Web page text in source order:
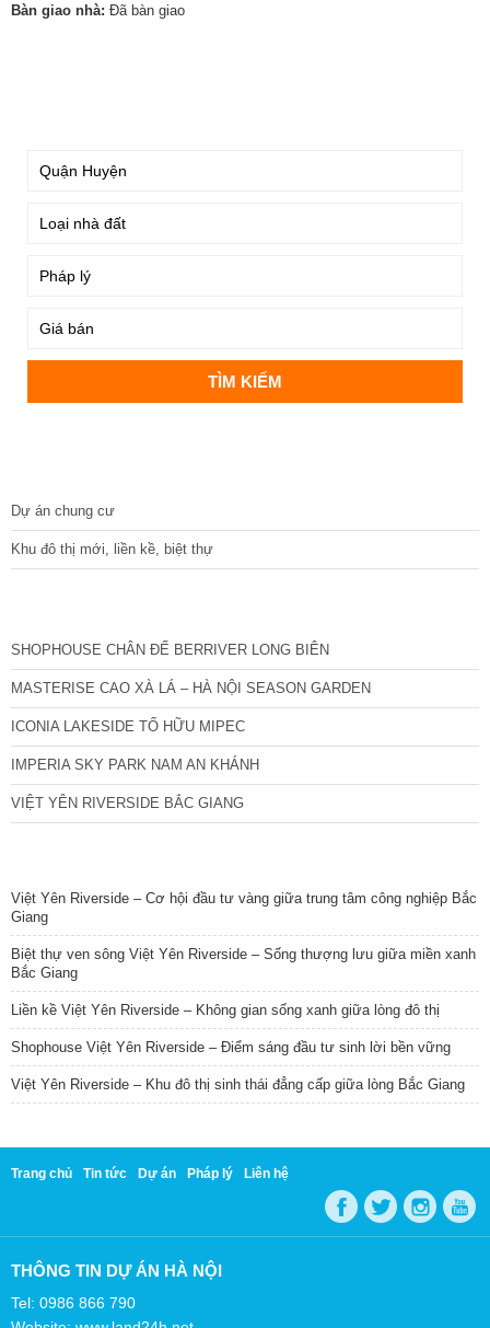
Bàn giao nhà: Đã bàn giao
Dự án chung cư
Khu đô thị mới, liền kề, biệt thự
SHOPHOUSE CHÂN ĐẾ BERRIVER LONG BIÊN
MASTERISE CAO XÀ LÁ – HÀ NỘI SEASON GARDEN
ICONIA LAKESIDE TỐ HỮU MIPEC
IMPERIA SKY PARK NAM AN KHÁNH
VIỆT YÊN RIVERSIDE BẮC GIANG
Việt Yên Riverside – Cơ hội đầu tư vàng giữa trung tâm công nghiệp Bắc
Giang
Biệt thự ven sông Việt Yên Riverside – Sống thượng lưu giữa miền xanh
Bắc Giang
Liền kề Việt Yên Riverside – Không gian sống xanh giữa lòng đô thị
Shophouse Việt Yên Riverside – Điểm sáng đầu tư sinh lời bền vững
Việt Yên Riverside – Khu đô thị sinh thái đẳng cấp giữa lòng Bắc Giang
Trang chủ Tin tức Dự án Pháp lý Liên hệ
THÔNG TIN DỰ ÁN HÀ NỘI
Tel: 0986 866 790